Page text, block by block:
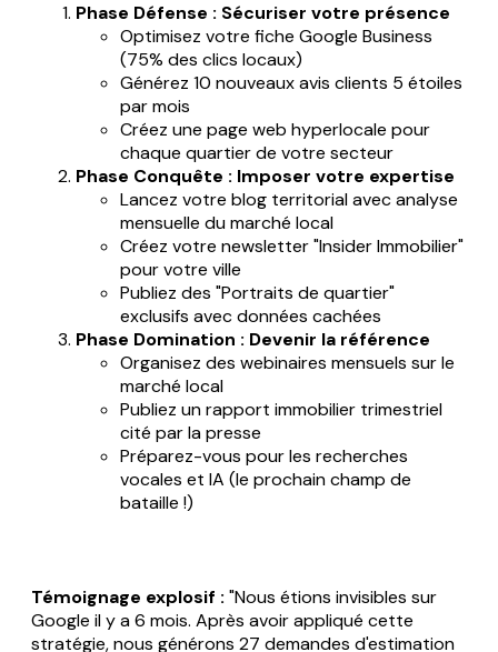
Phase Défense : Sécuriser votre présence
Optimisez votre fiche Google Business
(75% des clics locaux)
Générez 10 nouveaux avis clients 5 étoiles
par mois
Créez une page web hyperlocale pour
chaque quartier de votre secteur
Phase Conquête : Imposer votre expertise
Lancez votre blog territorial avec analyse
mensuelle du marché local
Créez votre newsletter "Insider Immobilier"
pour votre ville
Publiez des "Portraits de quartier"
exclusifs avec données cachées
Phase Domination : Devenir la référence
Organisez des webinaires mensuels sur le
marché local
Publiez un rapport immobilier trimestriel
cité par la presse
Préparez-vous pour les recherches
vocales et IA (le prochain champ de
bataille !)
Témoignage explosif : "Nous étions invisibles sur
Google il y a 6 mois. Après avoir appliqué cette
stratégie, nous générons 27 demandes d'estimation